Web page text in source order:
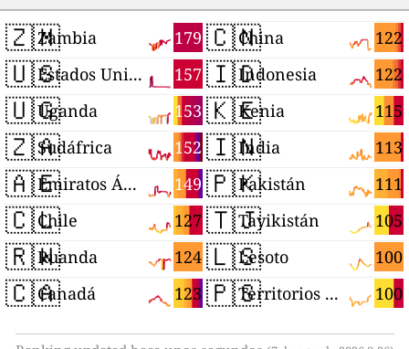
🇿🇲 179
Zambia
🇺🇸 157
Estados Unidos
🇺🇬 153
Uganda
🇿🇦 152
Sudáfrica
🇦🇪 149
Emiratos Árabes Unidos
🇨🇱 127
Chile
🇷🇼 124
Ruanda
🇨🇦 123
Canadá
🇨🇳 122
China
🇮🇩 122
Indonesia
🇰🇪 115
Kenia
🇮🇳 113
India
🇵🇰 111
Pakistán
🇹🇯 105
Tayikistán
🇱🇸 100
Lesoto
🇵🇸 100
Territorios Palestinos